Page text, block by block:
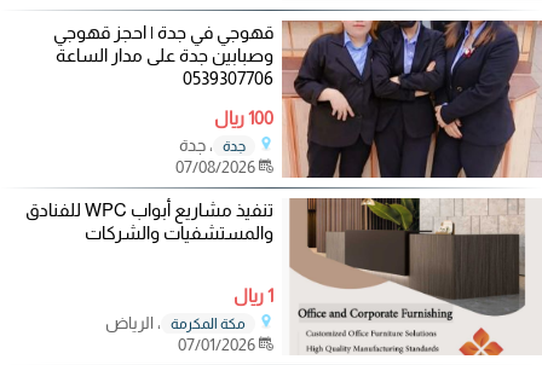
قهوجي في جدة | احجز قهوجي
وصبابين جدة على مدار الساعة
0539307706
100 ريال
جدة
، جدة
07/08/2026
تنفيذ مشاريع أبواب WPC للفنادق
والمستشفيات والشركات
1 ريال
مكة المكرمة
، الرياض
07/01/2026